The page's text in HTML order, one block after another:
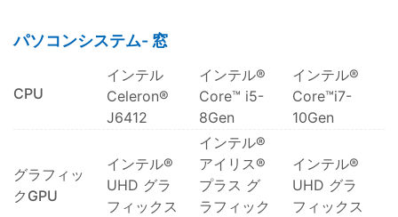
パソコンシステム- 窓
CPU
インテル
Celeron®
J6412
インテル®
Core™ i5-
8Gen
インテル®
Core™i7-
10Gen
グラフィッ
クGPU
インテル®
UHD グラ
フィックス
インテル®
アイリス®
プラス グ
ラフィック
インテル®
UHD グラ
フィックス